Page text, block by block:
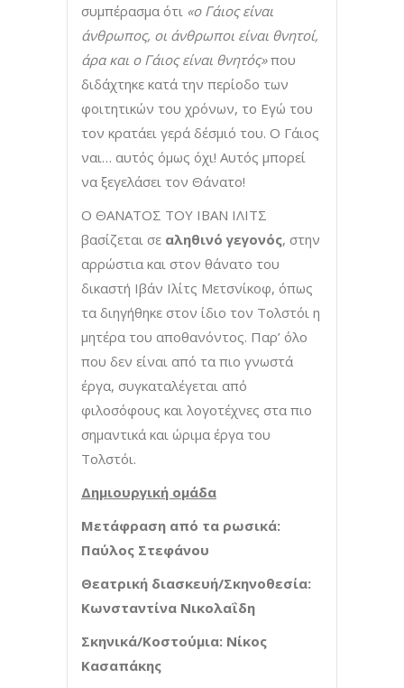
συμπέρασμα ότι «ο Γάιος είναι
άνθρωπος, οι άνθρωποι είναι θνητοί,
άρα και ο Γάιος είναι θνητός»που
διδάχτηκε κατά την περίοδο των
φοιτητικών του χρόνων, το Εγώ του
τον κρατάει γερά δέσμιό του. Ο Γάιος
ναι… αυτός όμως όχι! Αυτός μπορεί
να ξεγελάσει τον Θάνατο!
Ο ΘΑΝΑΤΟΣ ΤΟΥ ΙΒΑΝ ΙΛΙΤΣ
βασίζεται σε αληθινό γεγονός, στην
αρρώστια και στον θάνατο του
δικαστή Ιβάν Ιλίτς Μετσνίκοφ, όπως
τα διηγήθηκε στον ίδιο τον Τολστόι η
μητέρα του αποθανόντος. Παρ’ όλο
που δεν είναι από τα πιο γνωστά
έργα, συγκαταλέγεται από
φιλοσόφους και λογοτέχνες στα πιο
σημαντικά και ώριμα έργα του
Τολστόι.
Δημιουργική ομάδα
Μετάφραση από τα ρωσικά:
Παύλος Στεφάνου
Θεατρική διασκευή/Σκηνοθεσία:
Κωνσταντίνα Νικολαΐδη
Σκηνικά/Κοστούμια: Νίκος
Κασαπάκης